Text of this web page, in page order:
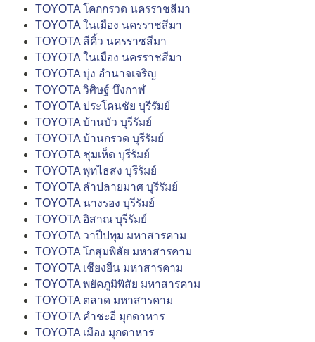
TOYOTA โคกกรวด นครราชสีมา
TOYOTA ในเมือง นครราชสีมา
TOYOTA สีคิ้ว นครราชสีมา
TOYOTA ในเมือง นครราชสีมา
TOYOTA บุ่ง อำนาจเจริญ
TOYOTA วิศิษฐ์ บึงกาฬ
TOYOTA ประโคนชัย บุรีรัมย์
TOYOTA บ้านบัว บุรีรัมย์
TOYOTA บ้านกรวด บุรีรัมย์
TOYOTA ชุมเห็ด บุรีรัมย์
TOYOTA พุทไธสง บุรีรัมย์
TOYOTA ลำปลายมาศ บุรีรัมย์
TOYOTA นางรอง บุรีรัมย์
TOYOTA อิสาณ บุรีรัมย์
TOYOTA วาปีปทุม มหาสารคาม
TOYOTA โกสุมพิสัย มหาสารคาม
TOYOTA เชียงยืน มหาสารคาม
TOYOTA พยัคภูมิพิสัย มหาสารคาม
TOYOTA ตลาด มหาสารคาม
TOYOTA คำชะอี มุกดาหาร
TOYOTA เมือง มุกดาหาร